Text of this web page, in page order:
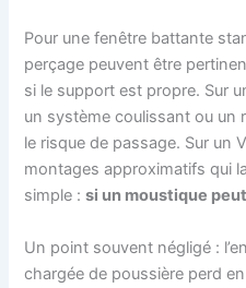
Pour une fenêtre battante
perçage peuvent être
si le support est propre. Sur
un système coulissant ou un
le risque de passage. Sur un
montages approximatifs qui
simple :si un moustique
Un point souvent négligé :
chargée de poussière perd